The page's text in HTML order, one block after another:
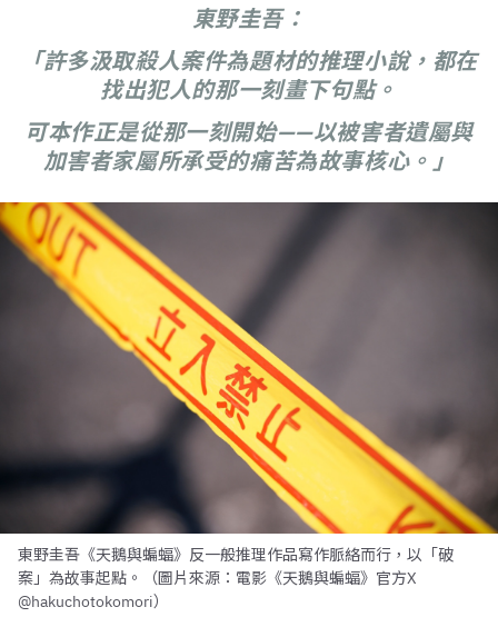
東野圭吾：
「許多汲取殺人案件為題材的推理小說，都在
找出犯人的那一刻畫下句點。
可本作正是從那一刻開始——以被害者遺屬與
加害者家屬所承受的痛苦為故事核心。」
東野圭吾《天鵝與蝙蝠》反一般推理作品寫作脈絡而行，以「破
案」為故事起點。（圖片來源：電影《天鵝與蝙蝠》官方X
@hakuchotokomori）